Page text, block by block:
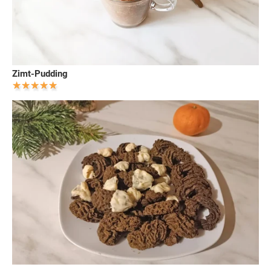
Zimt-Pudding